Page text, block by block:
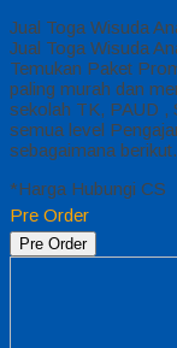
Jual Toga Wisuda
Jual Toga Wisuda
Temukan Paket
paling murah dan
sekolah TK, PAUD ,
semua level
sebagaimana
*Harga Hubungi CS
Pre Order
Pre Order